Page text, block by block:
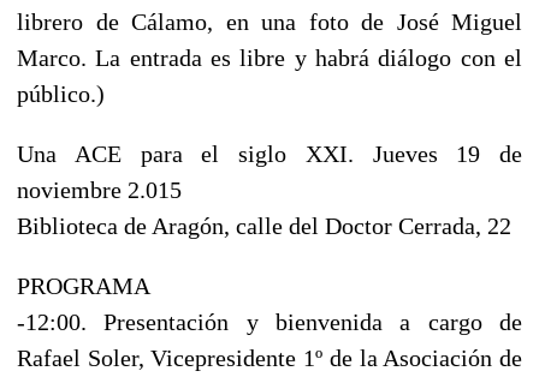
librero de Cálamo, en una foto de José Miguel
Marco. La entrada es libre y habrá diálogo con el
público.)
Una ACE para el siglo XXI. Jueves 19 de
noviembre 2.015
Biblioteca de Aragón, calle del Doctor Cerrada, 22
PROGRAMA
-12:00. Presentación y bienvenida a cargo de
Rafael Soler, Vicepresidente 1º de la Asociación de